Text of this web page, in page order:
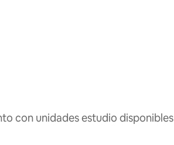
con unidades estudio disponibles